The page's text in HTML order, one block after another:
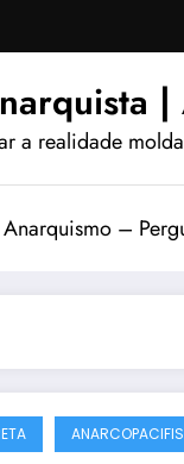
a realidade
Anarquismo –